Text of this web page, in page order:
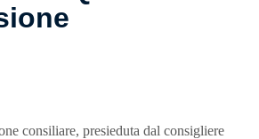
consiliare, presieduta dal consigliere